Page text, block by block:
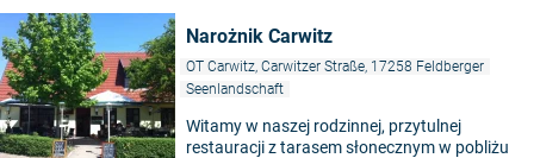
Narożnik Carwitz
OT Carwitz, Carwitzer Straße, 17258 Feldberger
Seenlandschaft
Witamy w naszej rodzinnej, przytulnej
restauracji z tarasem słonecznym w pobliżu